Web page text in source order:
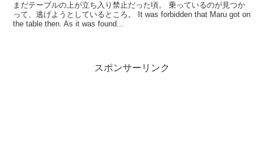
まだテーブルの上が立ち入り禁止だった頃。 乗っているのが見つか
って、逃げようとしているところ。 It was forbidden that Maru got on
the table then. As it was found...
スポンサーリンク